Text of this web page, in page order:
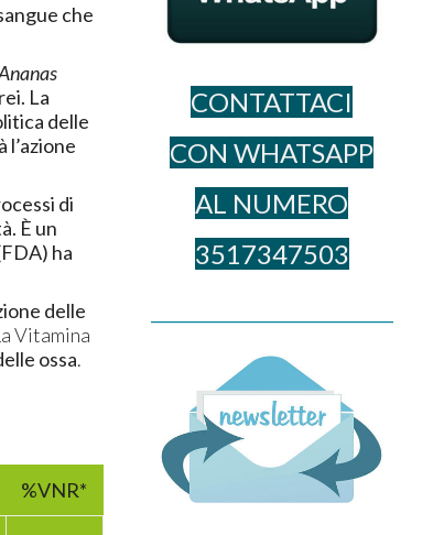
che
La
delle
l’azione
di
È un
ha
delle
Vitamina
ossa.
%VNR*
CONTATTACI
CON WHATSAPP
AL NUME​RO
3517347503